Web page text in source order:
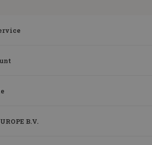
B.V.